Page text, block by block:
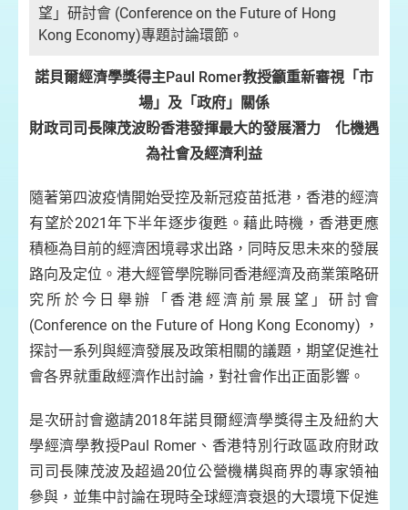
望」研討會 (Conference on the Future of Hong
Kong Economy)專題討論環節。
諾貝爾經濟學獎得主Paul Romer教授籲重新審視「市
場」及「政府」關係
財政司司長陳茂波盼香港發揮最大的發展潛力 化機遇
為社會及經濟利益
隨著第四波疫情開始受控及新冠疫苗抵港，香港的經濟
有望於2021年下半年逐步復甦。藉此時機，香港更應
積極為目前的經濟困境尋求出路，同時反思未來的發展
路向及定位。港大經管學院聯同香港經濟及商業策略研
究所於今日舉辦「香港經濟前景展望」研討會
(Conference on the Future of Hong Kong Economy) ，
探討一系列與經濟發展及政策相關的議題，期望促進社
會各界就重啟經濟作出討論，對社會作出正面影響。
是次研討會邀請2018年諾貝爾經濟學獎得主及紐約大
學經濟學教授Paul Romer、香港特別行政區政府財政
司司長陳茂波及超過20位公營機構與商界的專家領袖
參與，並集中討論在現時全球經濟衰退的大環境下促進